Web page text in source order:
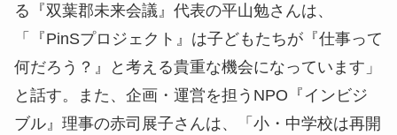
る『双葉郡未来会議』代表の平山勉さんは、
「『PinSプロジェクト』は子どもたちが『仕事って
何だろう？』と考える貴重な機会になっています」
と話す。また、企画・運営を担うNPO『インビジ
ブル』理事の赤司 展子さんは、「小・中学校は再開